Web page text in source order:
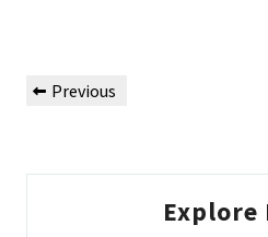
Post
navigation
Previous
Previous
Explore